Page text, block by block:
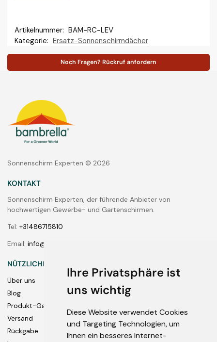
Ihre Privatsphäre ist
uns wichtig
Diese Website verwendet Cookies
und Targeting Technologien, um
Ihnen ein besseres Internet-
Artikelnummer: BAM-RC-LEV
Kategorie: Ersatz-Sonnenschirmdächer
Noch Fragen? Rückruf anfordern
Sonnenschirm Experten © 2026
KONTAKT
Sonnenschirm Experten, der führende Anbieter von
hochwertigen Gewerbe- und Gartenschirmen.
Tel: +31486715810
Email: info@bambrella-shop.de
NÜTZLICHE LINKS
Über uns
Blog
Produkt-Garantie
Versand
Rückgabe